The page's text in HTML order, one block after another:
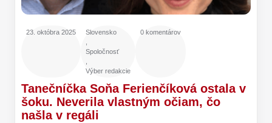
23. októbra 2025
Slovensko
Spoločnosť
Výber redakcie
0 komentárov
Tanečníčka Soňa Ferienčíková ostala v
šoku. Neverila vlastným očiam, čo
našla v regáli